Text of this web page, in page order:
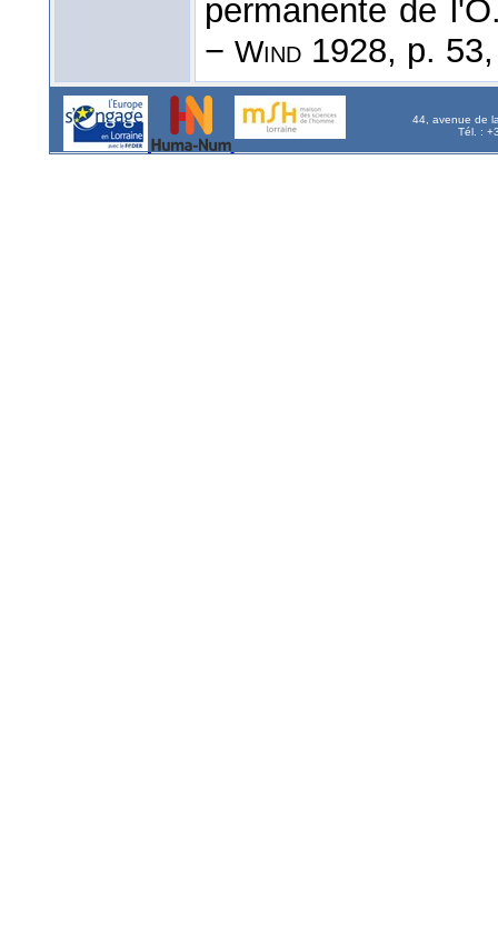
permanente de
− Wind 1928, p.
44, avenue de
Tél. :